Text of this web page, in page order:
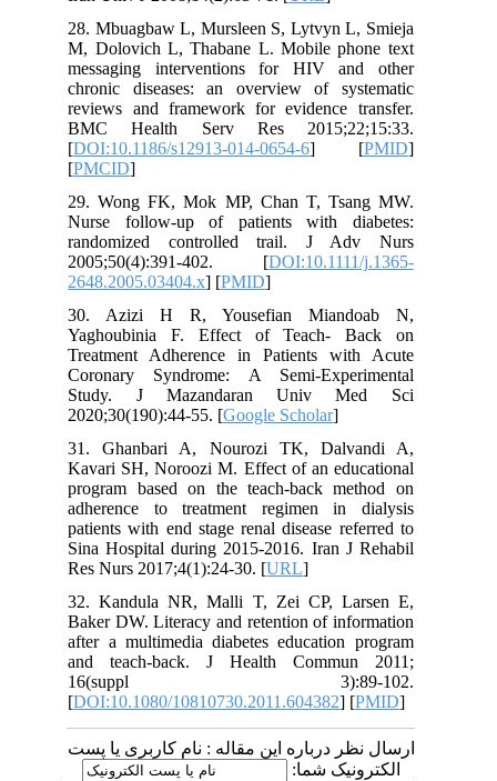
28. Mbuagbaw L, Mursleen S, Lytvyn L, Smieja
M, Dolovich L, Thabane L. Mobile phone text
messaging interventions for HIV and other
chronic diseases: an overview of systematic
reviews and framework for evidence transfer.
BMC Health Serv Res 2015;22;15:33.
[DOI:10.1186/s12913-014-0654-6 ] [PMID
[PMCID
29. Wong FK, Mok MP, Chan T, Tsang MW.
Nurse follow-up of patients with diabetes:
randomized controlled trail. J Adv Nurs
2005;50(4):391-402. [DOI:10.1111/j.1365-
2648.2005.03404.x] [PMID
30. Azizi H R, Yousefian Miandoab N,
Yaghoubinia F. Effect of Teach- Back on
Treatment Adherence in Patients with Acute
Coronary Syndrome: A Semi-Experimental
Study. J Mazandaran Univ Med Sci
2020;30(190):44-55. [Google Scholar
31. Ghanbari A, Nourozi TK, Dalvandi A,
Kavari SH, Noroozi M. Effect of an educational
program based on the teach-back method on
adherence to treatment regimen in dialysis
patients with end stage renal disease referred to
Sina Hospital during 2015-2016. Iran J Rehabil
Res Nurs 2017;4(1):24-30. [URL
32. Kandula NR, Malli T, Zei CP, Larsen E,
Baker DW. Literacy and retention of information
after a multimedia diabetes education program
and teach-back. J Health Commun 2011;
16(suppl 3):89-102.
[DOI:10.1080/10810730.2011.604382] [PMID
ارسال نظر درباره این مقاله : نام کاربری یا پست
الکترونیک شما: